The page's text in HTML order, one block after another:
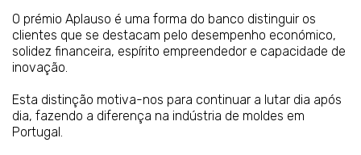
O prémio Aplauso é uma forma do banco distinguir os
clientes que se destacam pelo desempenho económico,
solidez financeira, espírito empreendedor e capacidade de
inovação.
Esta distinção motiva-nos para continuar a lutar dia após
dia, fazendo a diferença na indústria de moldes em
Portugal.